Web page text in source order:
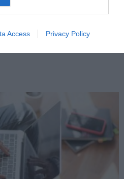
Access Privacy Policy
Το power bank 22,5
σας όπου και αν